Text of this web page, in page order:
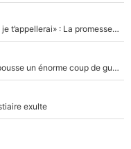
Mercato - OM - «Dès que je prends un club, je t’appellerai» : La promesse de Marcelino au moment de claquer la porte
Victime de racisme contre Murray, Kyrgios pousse un énorme coup de gueule !
exulte